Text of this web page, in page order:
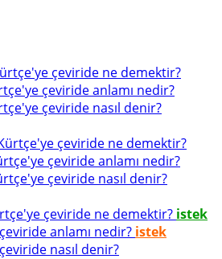
çeviride ne demektir?
çeviride anlamı nedir?
çeviride nasıl denir?
çeviride ne demektir?
çeviride anlamı nedir?
çeviride nasıl denir?
çeviride ne demektir? istek
anlamı nedir? istek
nasıl denir?